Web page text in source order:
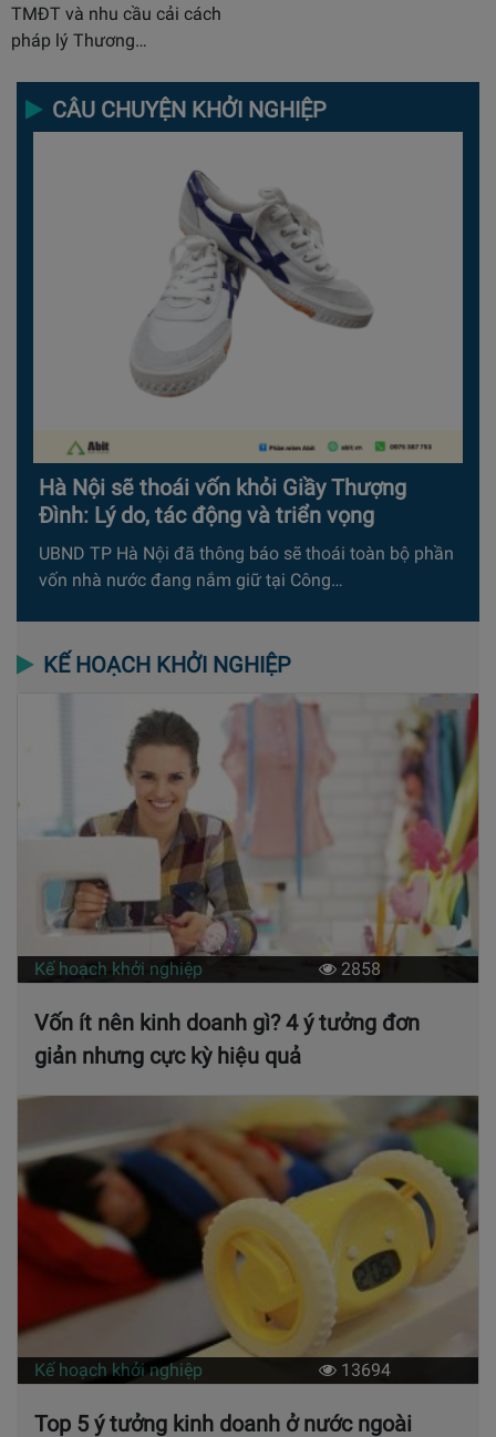
TMĐT và nhu cầu cải cách
pháp lý Thương…
CÂU CHUYỆN KHỞI NGHIỆP
Hà Nội sẽ thoái vốn khỏi Giầy Thượng
Đình: Lý do, tác động và triển vọng
UBND TP Hà Nội đã thông báo sẽ thoái toàn bộ phần
vốn nhà nước đang nắm giữ tại Công…
KẾ HOẠCH KHỞI NGHIỆP
Kế hoạch khởi nghiệp 2858
Vốn ít nên kinh doanh gì? 4 ý tưởng đơn
giản nhưng cực kỳ hiệu quả
Kế hoạch khởi nghiệp 13694
Top 5 ý tưởng kinh doanh ở nước ngoài